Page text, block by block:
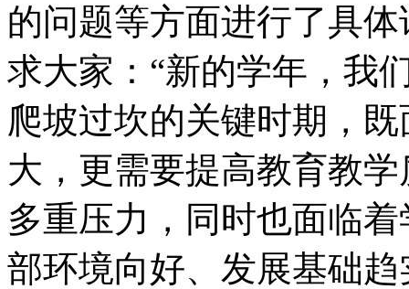
的问题等方面进行了具
求大家：“新的学年，我
爬坡过坎的关键时期，
大，更需要提高教育教
多重压力，同时也面临
部环境向好、发展基础